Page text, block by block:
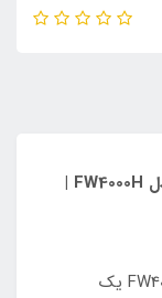
الپتیکال باشگاهی ژنراتوری FreshWey مدل FW4000H |
اسکی فضایی ژنراتوری فرش وی مدل FW4000H یک